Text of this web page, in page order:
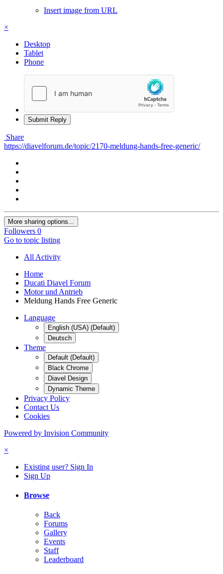
Insert image from URL
×
Desktop
Tablet
Phone
Submit Reply
Share
https://diavelforum.de/topic/2170-meldung-hands-free-generic/
More sharing options...
Followers 0
Go to topic listing
All Activity
Home
Ducati Diavel Forum
Motor und Antrieb
Meldung Hands Free Generic
Language
English (USA) (Default)
Deutsch
Theme
Default (Default)
Black Chrome
Diavel Design
Dynamic Theme
Privacy Policy
Contact Us
Cookies
Powered by Invision Community
×
Existing user? Sign In
Sign Up
Browse
Back
Forums
Gallery
Events
Staff
Leaderboard